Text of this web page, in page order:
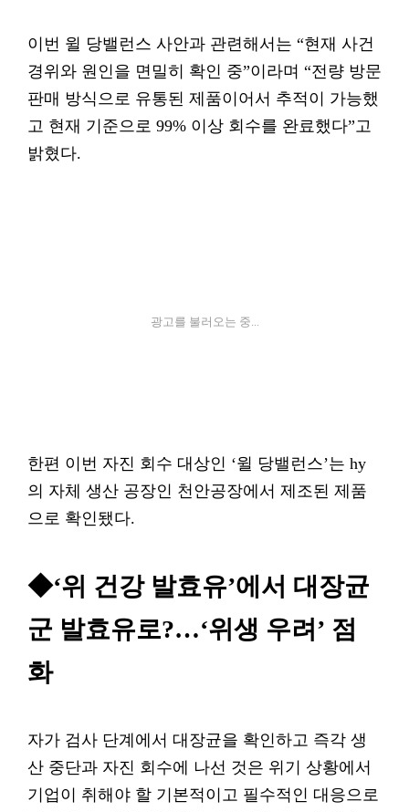
이번 윌 당밸런스 사안과 관련해서는 “현재 사건
경위와 원인을 면밀히 확인 중”이라며 “전량 방문
판매 방식으로 유통된 제품이어서 추적이 가능했
고 현재 기준으로 99% 이상 회수를 완료했다”고
밝혔다.
광고를 불러오는 중...
한편 이번 자진 회수 대상인 ‘윌 당밸런스’는 hy
의 자체 생산 공장인 천안공장에서 제조된 제품
으로 확인됐다.
◆‘위 건강 발효유’에서 대장균
군 발효유로?…‘위생 우려’ 점
화
자가 검사 단계에서 대장균을 확인하고 즉각 생
산 중단과 자진 회수에 나선 것은 위기 상황에서
기업이 취해야 할 기본적이고 필수적인 대응으로